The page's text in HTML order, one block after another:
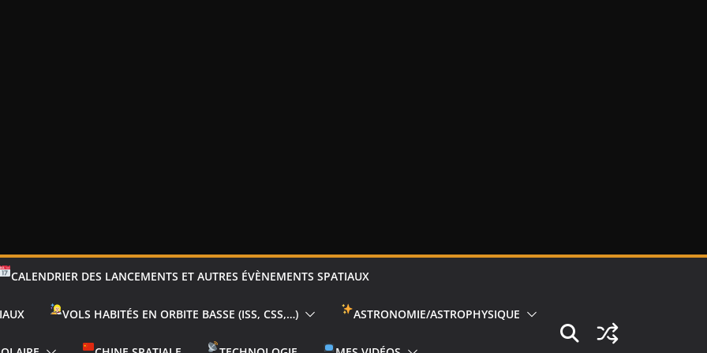
CALENDRIER DES LANCEMENTS ET AUTRES ÉVÈNEMENTS SPATIAUX
VOLS HABITÉS EN ORBITE BASSE (ISS, CSS,…) ASTRONOMIE/ASTROPHYSIQUE